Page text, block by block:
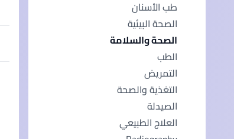
طب الأسنان
الصحة البيئية
الصحة والسلامة
الطب
التمريض
التغذية والصحة
الصيدلة
العلاج الطبيعي